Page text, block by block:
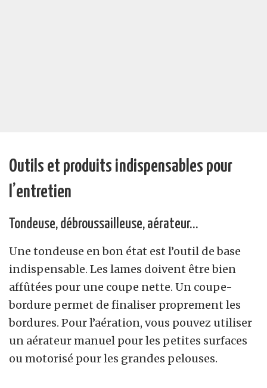
Outils et produits indispensables pour
l’entretien
Tondeuse, débroussailleuse, aérateur…
Une tondeuse en bon état est l’outil de base
indispensable. Les lames doivent être bien
affûtées pour une coupe nette. Un coupe-
bordure permet de finaliser proprement les
bordures. Pour l’aération, vous pouvez utiliser
un aérateur manuel pour les petites surfaces
ou motorisé pour les grandes pelouses.